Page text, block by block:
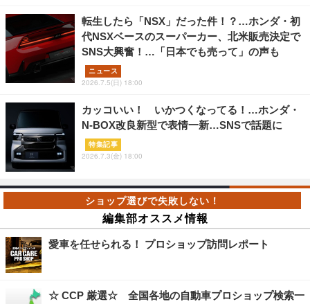
転生したら「NSX」だった件！？…ホンダ・初
代NSXベースのスーパーカー、北米販売決定で
SNS大興奮！…「日本でも売って」の声も
ニュース
2026.7.5(日) 18:00
カッコいい！ いかつくなってる！…ホンダ・
N-BOX改良新型で表情一新…SNSで話題に
特集記事
2026.7.3(金) 18:00
編集部オススメ情報
愛車を任せられる！ プロショップ訪問レポート
☆ CCP 厳選☆ 全国各地の自動車プロショップ検索一